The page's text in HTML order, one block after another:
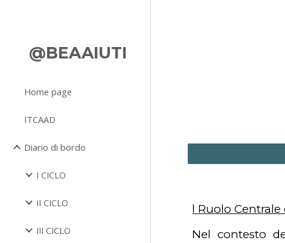
@BEAAIUTI
Home page
ITCAAD
Diario di bordo
I CICLO
II CICLO
III CICLO
l Ruolo
Nel contesto